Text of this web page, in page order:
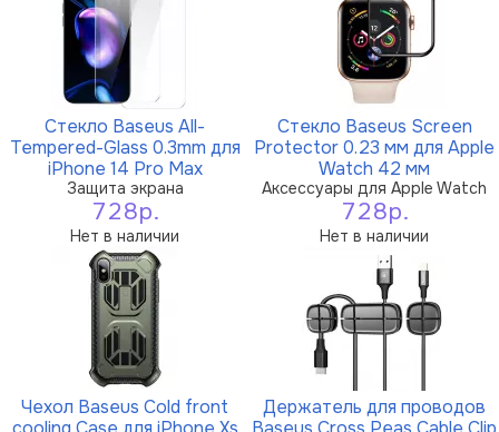
Стекло Baseus All-
Tempered-Glass 0.3mm для
iPhone 14 Pro Max
Защита экрана
728р.
Нет в наличии
Стекло Baseus Screen
Protector 0.23 мм для Apple
Watch 42 мм
Аксессуары для Apple Watch
728р.
Нет в наличии
Чехол Baseus Cold front
Держатель для проводов